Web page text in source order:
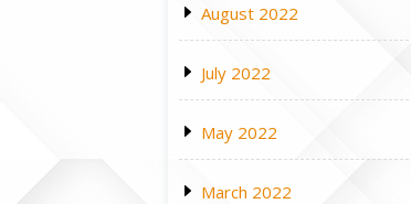
August 2022
July 2022
May 2022
March 2022